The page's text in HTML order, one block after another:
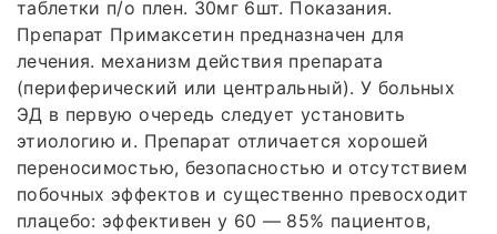
таблетки п/о плен. 30мг 6шт. Показания.
Препарат Примаксетин предназначен для
лечения. механизм действия препарата
(периферический или центральный). У больных
ЭД в первую очередь следует установить
этиологию и. Препарат отличается хорошей
переносимостью, безопасностью и отсутствием
побочных эффектов и существенно превосходит
плацебо: эффективен у 60 — 85% пациентов,